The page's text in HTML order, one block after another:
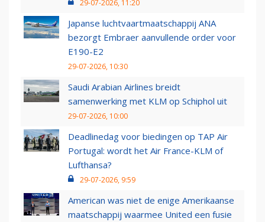
29-07-2026, 11:20
Japanse luchtvaartmaatschappij ANA
bezorgt Embraer aanvullende order voor
E190-E2
29-07-2026, 10:30
Saudi Arabian Airlines breidt
samenwerking met KLM op Schiphol uit
29-07-2026, 10:00
Deadlinedag voor biedingen op TAP Air
Portugal: wordt het Air France-KLM of
Lufthansa?
29-07-2026, 9:59
American was niet de enige Amerikaanse
maatschappij waarmee United een fusie